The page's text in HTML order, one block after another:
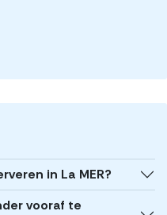
in La MER?
vooraf te